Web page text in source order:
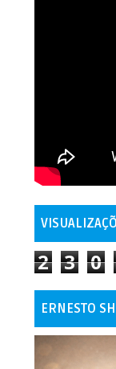
2 3 0
ERNESTO